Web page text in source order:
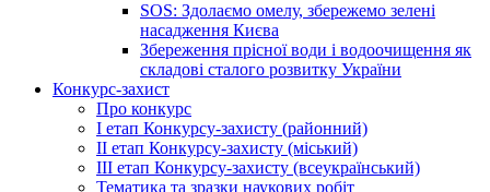
SOS: Здолаємо омелу, збережемо зелені
насадження Києва
Збереження прісної води і водоочищення як
складові сталого розвитку України
Конкурс-захист
Про конкурс
І етап Конкурсу-захисту (районний)
ІІ етап Конкурсу-захисту (міський)
ІІІ етап Конкурсу-захисту (всеукраїнський)
Тематика та зразки наукових робіт